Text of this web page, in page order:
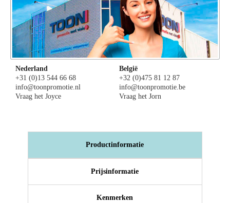
Nederland
+31 (0)13 544 66 68
info@toonpromotie.nl
Vraag het Joyce
België
+32 (0)475 81 12 87
info@toonpromotie.be
Vraag het Jorn
Productinformatie
Prijsinformatie
Kenmerken